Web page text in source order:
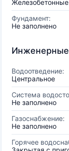
Железобетонные
Фундамент:
Не заполнено
Водоотведение:
Центральное
Система
Не заполнено
Газоснабжение:
Не заполнено
Горячее